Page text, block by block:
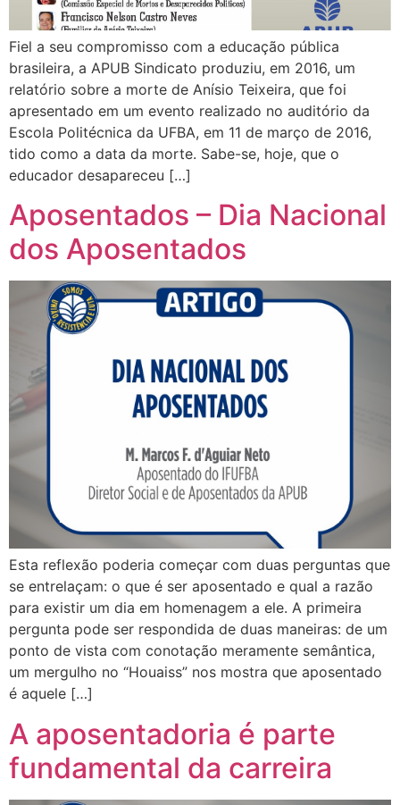
Fiel a seu compromisso com a educação pública
brasileira, a APUB Sindicato produziu, em 2016, um
relatório sobre a morte de Anísio Teixeira, que foi
apresentado em um evento realizado no auditório da
Escola Politécnica da UFBA, em 11 de março de 2016,
tido como a data da morte. Sabe-se, hoje, que o
educador desapareceu […]
Aposentados – Dia Nacional
dos Aposentados
Esta reflexão poderia começar com duas perguntas que
se entrelaçam: o que é ser aposentado e qual a razão
para existir um dia em homenagem a ele. A primeira
pergunta pode ser respondida de duas maneiras: de um
ponto de vista com conotação meramente semântica,
um mergulho no “Houaiss” nos mostra que aposentado
é aquele […]
A aposentadoria é parte
fundamental da carreira